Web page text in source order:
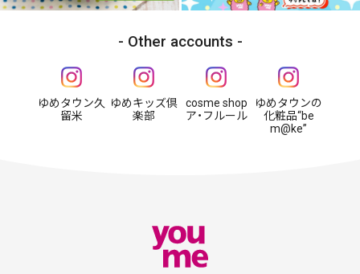
Other accounts
ゆめタウン久
留米
ゆめキッズ倶
楽部
cosme shop
ア・フルール
ゆめタウンの
化粧品“be
m@ke”